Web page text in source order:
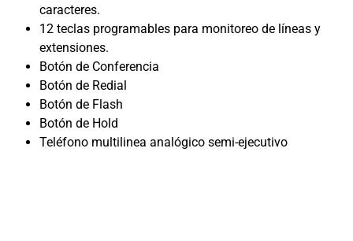
caracteres.
12 teclas programables para monitoreo de líneas y
extensiones.
Botón de Conferencia
Botón de Redial
Botón de Flash
Botón de Hold
Teléfono multilinea analógico semi-ejecutivo